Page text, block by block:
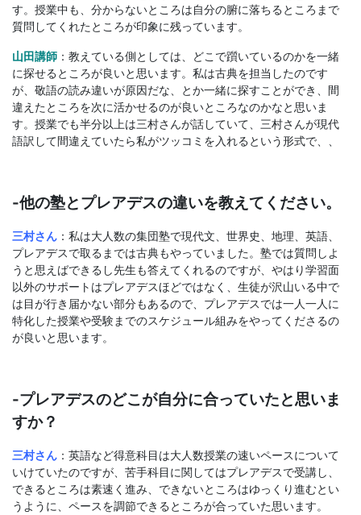
す。授業中も、分からないところは自分の腑に落ちるところまで
質問してくれたところが印象に残っています。
山田講師 ：教えている側としては、どこで躓いているのかを一緒
に探せるところが良いと思います。私は古典を担当したのです
が、敬語の読み違いが原因だな、とか一緒に探すことができ、間
違えたところを次に活かせるのが良いところなのかなと思いま
す。授業でも半分以上は三村さんが話していて、三村さんが現代
語訳して間違えていたら私がツッコミを入れるという形式で、、
-他の塾とプレアデスの違いを教えてください。
三村さん ：私は大人数の集団塾で現代文、世界史、地理、英語、
プレアデスで取るまでは古典もやっていました。塾では質問しよ
うと思えばできるし先生も答えてくれるのですが、やはり学習面
以外のサポートはプレアデスほどではなく、生徒が沢山いる中で
は目が行き届かない部分もあるので、プレアデスでは一人一人に
特化した授業や受験までのスケジュール組みをやってくださるの
が良いと思います。
-プレアデスのどこが自分に合っていたと思いま
すか？
三村さん ：英語など得意科目は大人数授業の速いペースについて
いけていたのですが、苦手科目に関してはプレアデスで受講し、
できるところは素速く進み、できないところはゆっくり進むとい
うように、ペースを調節できるところが合っていた思います。